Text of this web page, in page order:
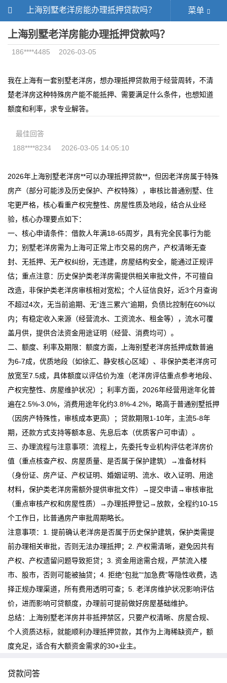
上海别墅老洋房能办理抵押贷款吗？ 菜单
上海别墅老洋房能办理抵押贷款吗？
186****4485 2026-03-05
我在上海有一套别墅老洋房，想办理抵押贷款用于经营周转，不清
楚老洋房这种特殊房产能不能抵押、需要满足什么条件，也想知道
额度和利率，求专业解答。
最佳回答
188****8234
2026-03-05 14:05:10
2026年上海别墅老洋房**可以办理抵押贷款**，但因老洋房属于特殊
房产（部分可能涉及历史保护、产权特殊），审核比普通别墅、住
宅更严格，核心看重产权完整性、房屋性质及地段，结合从业经
验，核心办理要点如下：
一、核心申请条件：借款人年满18-65周岁，具有完全民事行为能
力；别墅老洋房需为上海可正常上市交易的房产，产权清晰无查
封、无抵押、无产权纠纷，无违建，房屋结构安全，能通过正规评
估；重点注意：历史保护类老洋房需提供相关审批文件，不可擅自
改造，非保护类老洋房审核相对宽松；个人征信良好，近3个月查询
不超过4次，无当前逾期、无“连三累六”逾期，负债比控制在60%以
内；有稳定收入来源（经营流水、工资流水、租金等），流水可覆
盖月供，提供合法资金用途证明（经营、消费均可）。
二、额度、利率及期限：额度方面，上海别墅老洋房抵押成数普遍
为6-7成，优质地段（如徐汇、静安核心区域）、非保护类老洋房可
放宽至7.5成，具体额度以评估价为准（老洋房评估重点参考地段、
产权完整性、房屋维护状况）；利率方面，2026年经营用途年化普
遍在2.5%-3.0%，消费用途年化约3.8%-4.2%，略高于普通别墅抵押
（因房产特殊性，审核成本更高）；贷款期限1-10年，主流5-8年
期，还款方式支持等额本息、先息后本（优质客户可申请）。
三、办理流程与注意事项：流程上，先委托专业机构评估老洋房价
值（重点核查产权、房屋质量、是否属于保护建筑）→准备材料
（身份证、房产证、产权证明、婚姻证明、流水、收入证明、用途
材料，保护类老洋房需额外提供审批文件）→提交申请→审核审批
（重点审核产权和房屋性质）→办理抵押登记→放款，全程约10-15
个工作日，比普通房产审批周期略长。
注意事项：1. 提前确认老洋房是否属于历史保护建筑，保护类需提
前办理相关审批，否则无法办理抵押；2. 产权需清晰，避免因共有
产权、产权遗留问题导致拒贷；3. 资金用途需合规，严禁流入楼
市、股市，否则可能被抽贷；4. 拒绝“包批”“加急费”等隐性收费，选
择正规办理渠道，所有费用透明可查；5. 老洋房维护状况影响评估
价，进而影响可贷额度，办理前可提前做好房屋基础维护。
总结：上海别墅老洋房并非抵押禁区，只要产权清晰、房屋合规、
个人资质达标，就能顺利办理抵押贷款，其作为上海稀缺资产，额
度充足，适合有大额资金需求的30+业主。
贷款问答